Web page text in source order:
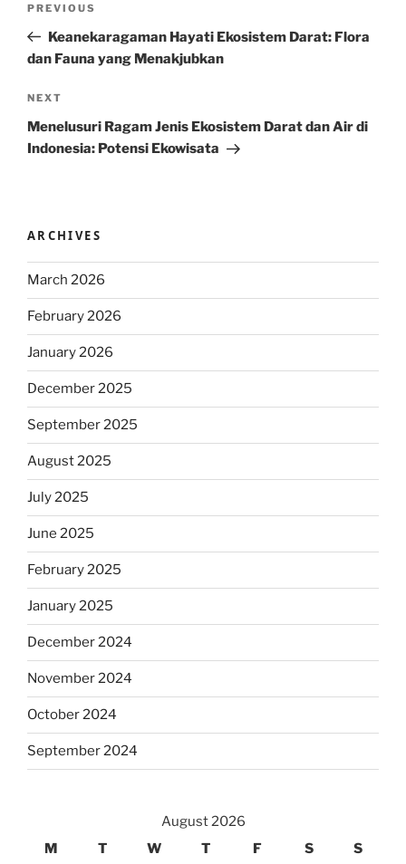
Previous
Post
PREVIOUS
Keanekaragaman Hayati Ekosistem Darat: Flora
dan Fauna yang Menakjubkan
Next
Post
NEXT
Menelusuri Ragam Jenis Ekosistem Darat dan Air di
Indonesia: Potensi Ekowisata
ARCHIVES
March 2026
February 2026
January 2026
December 2025
September 2025
August 2025
July 2025
June 2025
February 2025
January 2025
December 2024
November 2024
October 2024
September 2024
August 2026
M
T W T F S S